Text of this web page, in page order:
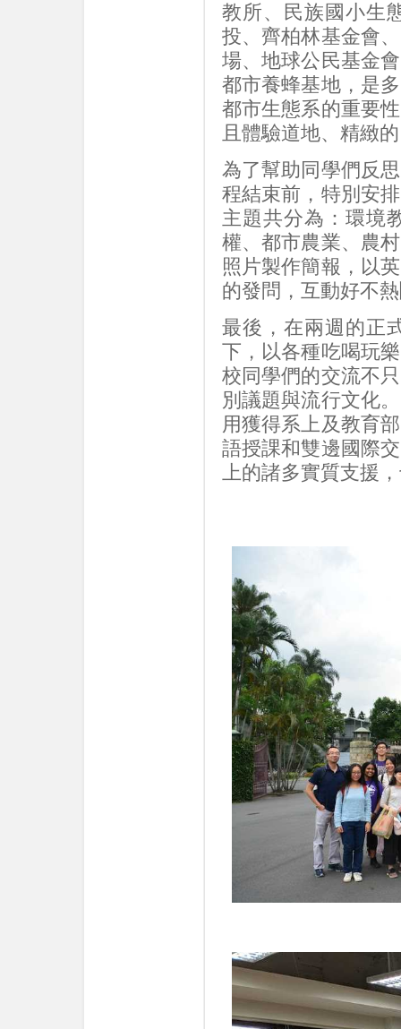
教所、民族國小生
投、齊柏林基金會
場、地球公民基金
都市養蜂基地，是
都市生態系的重要
且體驗道地、精緻
為了幫助同學們反
程結束前，特別安
主題共分為：環境
權、都市農業、農
照片製作簡報，以
的發問，互動好不
最後，在兩週的正
下，以各種吃喝玩
校同學們的交流不
別議題與流行文化
用獲得系上及教育
語授課和雙邊國際
上的諸多實質支援